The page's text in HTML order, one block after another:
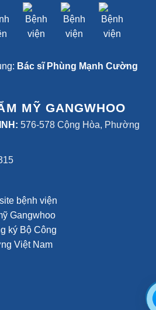
Bác sĩ Phùng Mạnh Cường
MỸ GANGWHOO
576-578 Cộng Hòa, Phường